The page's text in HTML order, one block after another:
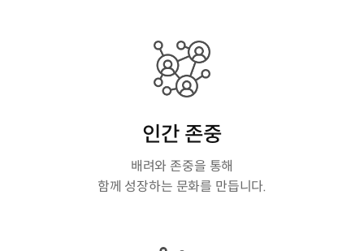
인간 존중
배려와 존중을 통해
함께 성장하는 문화를 만듭니다.